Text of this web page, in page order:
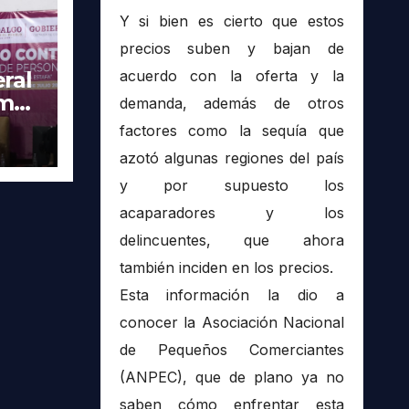
Y si bien es cierto que estos
precios suben y bajan de
acuerdo con la oferta y la
demanda, además de otros
factores como la sequía que
azotó algunas regiones del país
y por supuesto los
acaparadores y los
delincuentes, que ahora
también inciden en los precios.
Esta información la dio a
conocer la Asociación Nacional
de Pequeños Comerciantes
(ANPEC), que de plano ya no
saben cómo enfrentar esta